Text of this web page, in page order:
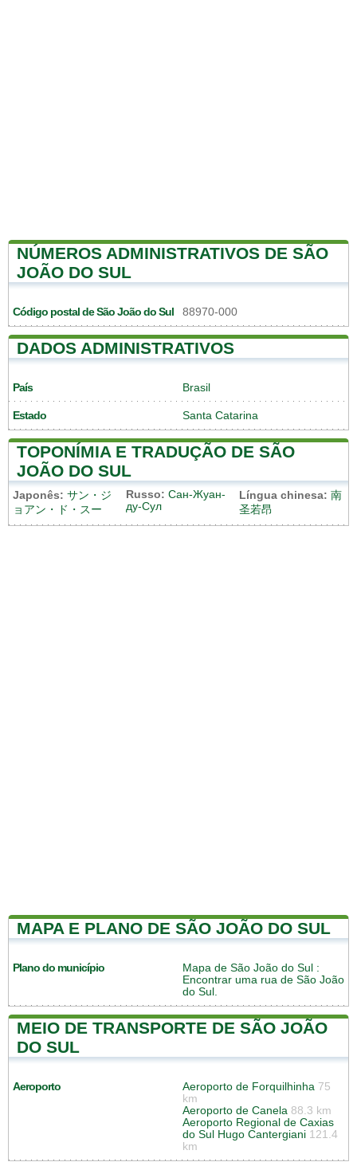
NÚMEROS ADMINISTRATIVOS DE SÃO
JOÃO DO SUL
Código postal de São João do Sul 88970-000
DADOS ADMINISTRATIVOS
País Brasil
Estado Santa Catarina
TOPONÍMIA E TRADUÇÃO DE SÃO
JOÃO DO SUL
Japonês: サン・ジ
ョアン・ド・スー
Russo: Сан-Жуан-
ду-Сул
Língua chinesa: 南
圣若昂
MAPA E PLANO DE SÃO JOÃO DO SUL
Plano do município Mapa de São João do Sul :
Encontrar uma rua de São João
do Sul.
MEIO DE TRANSPORTE DE SÃO JOÃO
DO SUL
Aeroporto Aeroporto de Forquilhinha 75
km
Aeroporto de Canela 88.3 km
Aeroporto Regional de Caxias
do Sul Hugo Cantergiani 121.4
km